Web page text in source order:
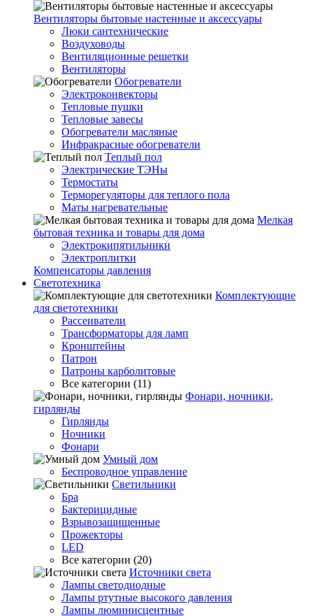
Вентиляторы бытовые настенные и аксессуары
Люки сантехнические
Воздуховоды
Вентиляционные решетки
Вентиляторы
Обогреватели
Электроконвекторы
Тепловые пушки
Тепловые завесы
Обогреватели масляные
Инфракрасные обогреватели
Теплый пол
Электрические ТЭНы
Термостаты
Терморегуляторы для теплого пола
Маты нагревательные
Мелкая
бытовая техника и товары для дома
Электрокипятильники
Электроплитки
Компенсаторы давления
Светотехника
Комплектующие
для светотехники
Рассеиватели
Трансформаторы для ламп
Кронштейны
Патрон
Патроны карболитовые
Все категории (11)
Фонари, ночники,
гирлянды
Гирлянды
Ночники
Фонари
Умный дом
Беспроводное управление
Светильники
Бра
Бактерицидные
Взрывозащищенные
Прожекторы
LED
Все категории (20)
Источники света
Лампы светодиодные
Лампы ртутные высокого давления
Лампы люминисцентные